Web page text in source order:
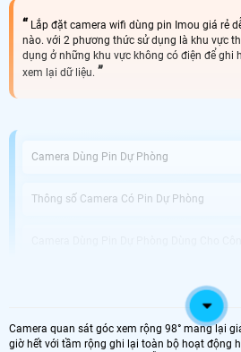
Lắp đặt camera wifi dùng pin Imou giá rẻ
nào. với 2 phương thức sử dụng là khu vực
dụng ở những khu vực không có điện để ghi
xem lại dữ liệu.
Camera Dùng Pin Dự Phòng
Thông số Camera Có Pin Dự Phòng
An Thành Phát Bán Camera Dùng Pin
Được phát triển với công nghệ tiên tiến,
Camera quan sát góc xem rộng 98° mang lại
giờ hết với tầm rộng ghi lại toàn bộ hoạt động